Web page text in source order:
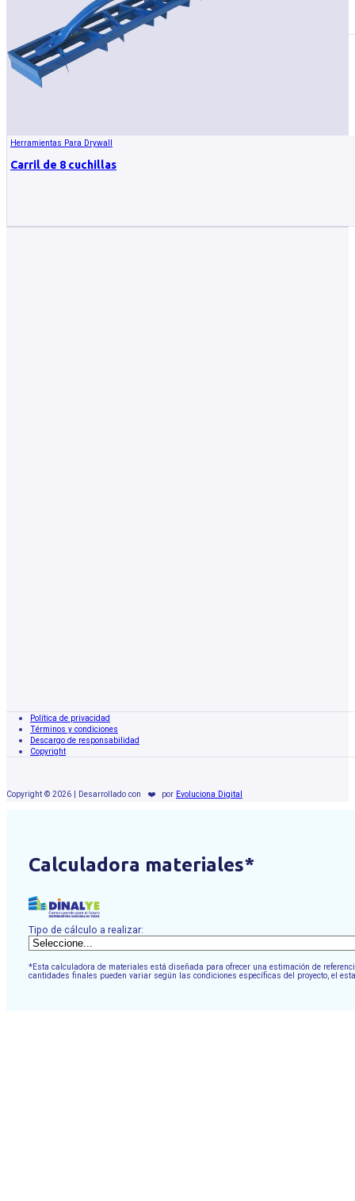
Herramientas Para Drywall
Carril de 8 cuchillas
Política de privacidad
Términos y condiciones
Descargo de responsabilidad
Copyright
Copyright © 2026 | Desarrollado con ❤️ por Evoluciona Digital
Calculadora materiales*
Tipo de cálculo a realizar:
*Esta calculadora de materiales está diseñada para ofrecer una estimación de
cantidades finales pueden variar según las condiciones específicas del proyecto, el